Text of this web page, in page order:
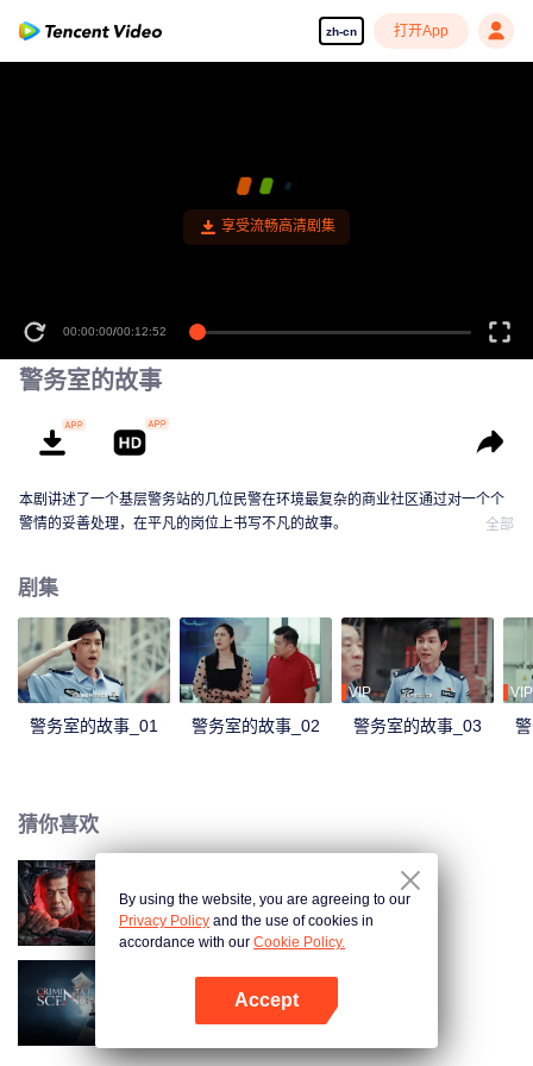
zh-cn 打开App
00:00:00/00:12:52
警务室的故事
本剧讲述了一个基层警务站的几位民警在环境最复杂的商业社区通过对一个个
警情的妥善处理，在平凡的岗位上书写不凡的故事。
全部
剧集
警务室的故事_01 警务室的故事_02
VIP
警务室的故事_03
VIP
猜你喜欢
我是卧底
刑侦现场
By using the website, you are agreeing to our
Privacy Policy and the use of cookies in
accordance with our Cookie Policy.
Accept